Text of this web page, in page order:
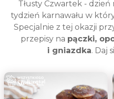
Tłusty Czwartek -
tydzień karnawału w
Specjalnie z tej okazji
przepisy na pączki,
i gniazdka. Daj